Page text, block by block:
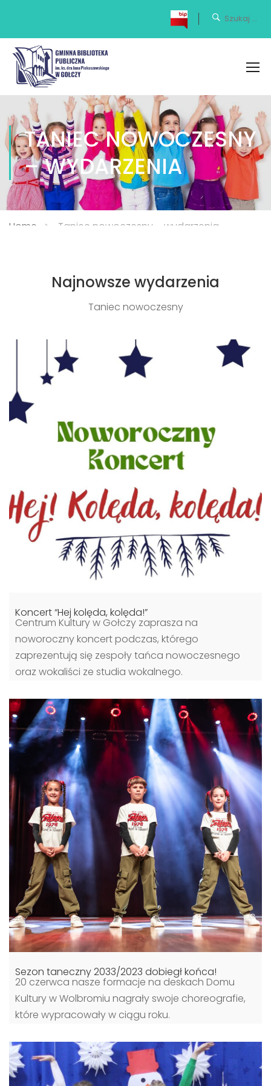
TANIEC NOWOCZESNY
– WYDARZENIA
Home Taniec nowoczesny – wydarzenia
Najnowsze wydarzenia
Taniec nowoczesny
Koncert “Hej kolęda, kolęda!”
Centrum Kultury w Gołczy zaprasza na
noworoczny koncert podczas, którego
zaprezentują się zespoły tańca nowoczesnego
oraz wokaliści ze studia wokalnego.
Sezon taneczny 2033/2023 dobiegł końca!
20 czerwca nasze formacje na deskach Domu
Kultury w Wolbromiu nagrały swoje choreografie,
które wypracowały w ciągu roku.